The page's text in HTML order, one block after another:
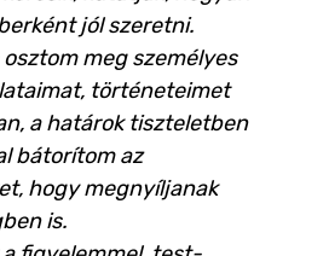
jól szeretni.
meg személyes
történeteimet
a határok tiszteletben
bátorítom az
hogy megnyíljanak
is.